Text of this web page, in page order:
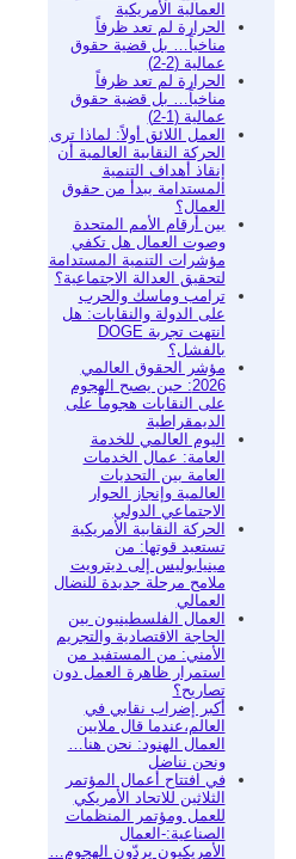
العمالية الأمريكية
الحرارة لم تعد ظرفاً
مناخياً… بل قضية حقوق
عمالية (2-2)
الحرارة لم تعد ظرفاً
مناخياً… بل قضية حقوق
عمالية (1-2)
العمل اللائق أولاً: لماذا ترى
الحركة النقابية العالمية أن
إنقاذ أهداف التنمية
المستدامة يبدأ من حقوق
العمال؟
بين أرقام الأمم المتحدة
وصوت العمال هل تكفي
مؤشرات التنمية المستدامة
لتحقيق العدالة الاجتماعية؟
ترامب وماسك والحرب
على الدولة والنقابات: هل
انتهت تجربة DOGE
بالفشل؟
مؤشر الحقوق العالمي
2026: حين يصبح الهجوم
على النقابات هجوماً على
الديمقراطية
اليوم العالمي للخدمة
العامة: عمال الخدمات
العامة بين التحديات
العالمية وإنجاز الحوار
الاجتماعي الدولي
الحركة النقابية الأمريكية
تستعيد قوتها: من
مينيابوليس إلى ديترويت
ملامح مرحلة جديدة للنضال
العمالي
العمال الفلسطينيون بين
الحاجة الاقتصادية والتجريم
الأمني: من المستفيد من
استمرار ظاهرة العمل دون
تصاريح؟
أكبر إضراب نقابي في
العالم،عندما قال ملايين
العمال الهنود: نحن هنا…
ونحن نناضل
في افتتاح أعمال المؤتمر
الثلاثين للاتحاد الأمريكي
للعمل ومؤتمر المنظمات
الصناعية:-العمال
الأمريكيون يردّون الهجوم…